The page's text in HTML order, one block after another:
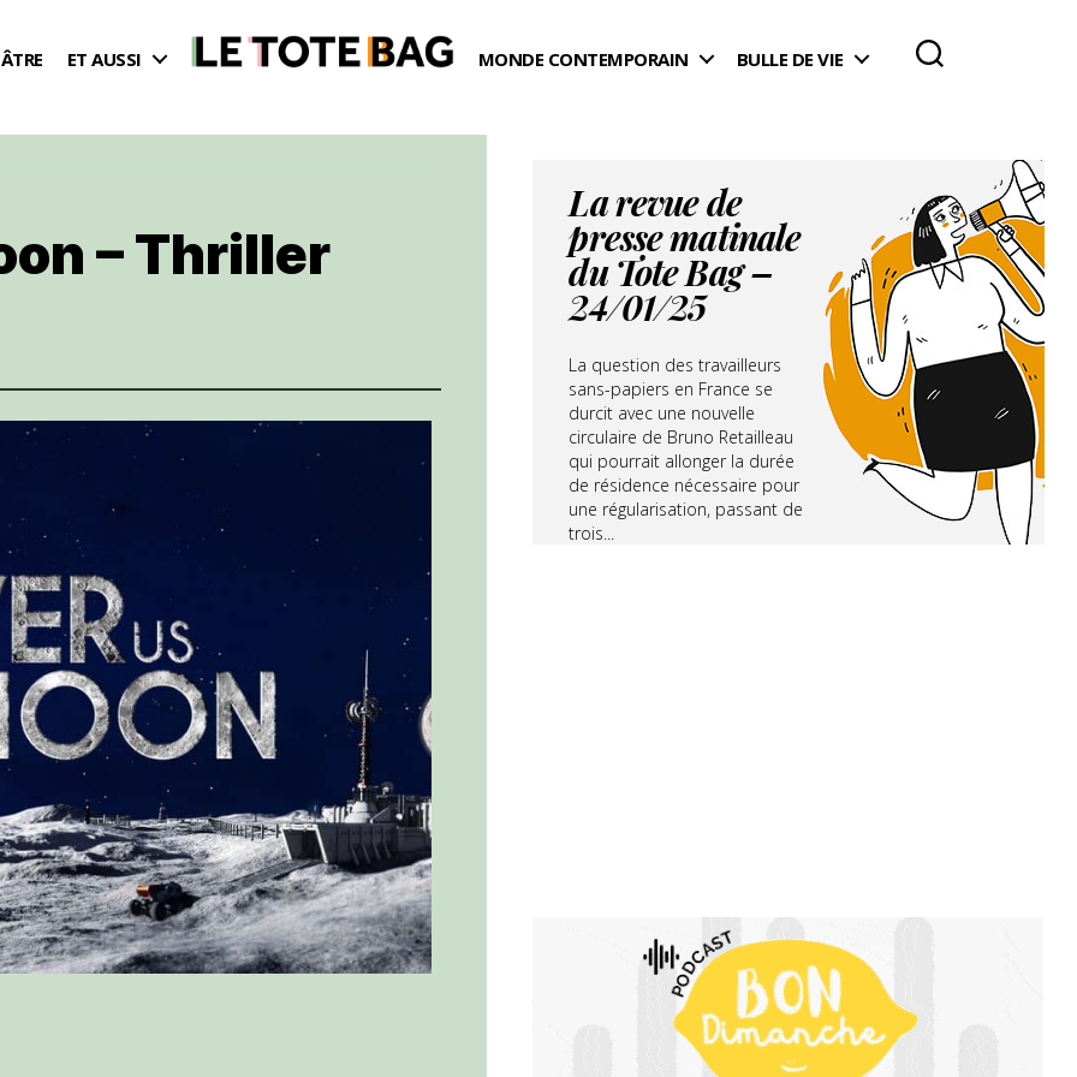
ET AUSSI MONDE CONTEMPORAIN BULLE DE VIE
– Thriller
La revue de
presse matinale
du Tote Bag –
24/01/25
La question des travailleurs
sans-papiers en France se
durcit avec une nouvelle
circulaire de Bruno Retailleau
qui pourrait allonger la durée
de résidence nécessaire pour
une régularisation, passant de
trois...